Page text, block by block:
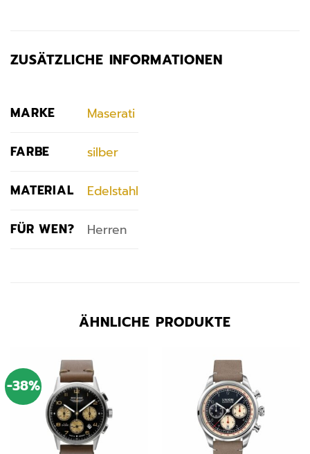
ZUSÄTZLICHE INFORMATIONEN
MARKE Maserati
FARBE silber
MATERIAL Edelstahl
FÜR WEN? Herren
ÄHNLICHE PRODUKTE
-38%